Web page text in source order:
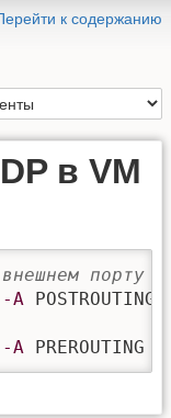
к содержанию
в VM
порту
-A POSTROUTING
-A PREROUTING